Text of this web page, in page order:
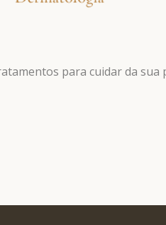
para cuidar da sua